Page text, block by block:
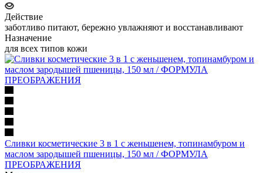
Действие
заботливо питают, бережно увлажняют и восстанавливают
Назначение
для всех типов кожи
Сливки косметические 3 в 1 с женьшенем, топинамбуром и
маслом зародышей пшеницы, 150 мл / ФОРМУЛА
ПРЕОБРАЖЕНИЯ